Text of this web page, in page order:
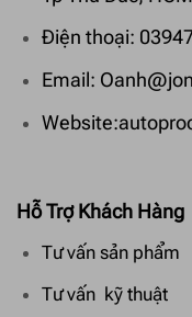
Điện thoại:
Email:
Hỗ Trợ Khách Hàng
Tư vấn sản phẩm
Tư vấn kỹ thuật